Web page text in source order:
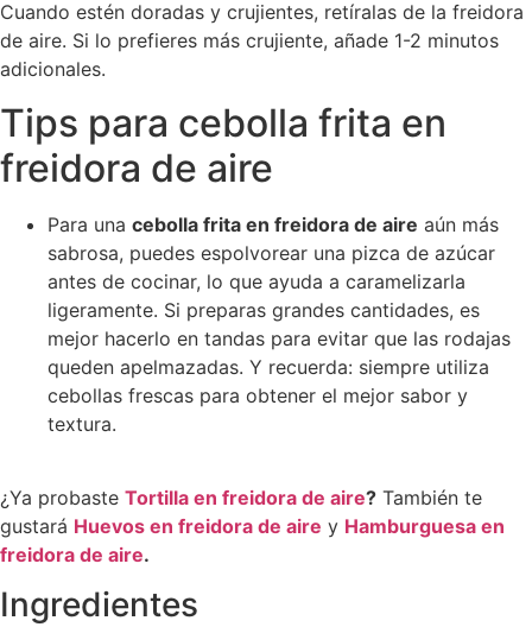
Cuando estén doradas y crujientes, retíralas de la freidora
de aire. Si lo prefieres más crujiente, añade 1-2 minutos
adicionales.
Tips para cebolla frita en
freidora de aire
Para una cebolla frita en freidora de aire aún más
sabrosa, puedes espolvorear una pizca de azúcar
antes de cocinar, lo que ayuda a caramelizarla
ligeramente. Si preparas grandes cantidades, es
mejor hacerlo en tandas para evitar que las rodajas
queden apelmazadas. Y recuerda: siempre utiliza
cebollas frescas para obtener el mejor sabor y
textura.
¿Ya probaste Tortilla en freidora de aire? También te
gustará Huevos en freidora de aire y Hamburguesa en
freidora de aire.
Ingredientes